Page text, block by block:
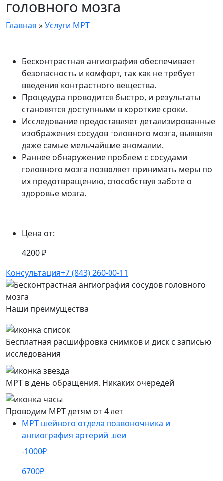
головного мозга
Главная »Услуги МРТ
Бесконтрастная ангиография обеспечивает
безопасность и комфорт, так как не требует
введения контрастного вещества.
Процедура проводится быстро, и результаты
становятся доступными в короткие сроки.
Исследование предоставляет детализированные
изображения сосудов головного мозга, выявляя
даже самые мельчайшие аномалии.
Раннее обнаружение проблем с сосудами
головного мозга позволяет принимать меры по
их предотвращению, способствуя заботе о
здоровье мозга.
Цена от:
4200 ₽
Консультация+7 (843) 260-00-11
Наши преимущества
Бесплатная расшифровка снимков и диск с записью
исследования
МРТ в день обращения. Никаких очередей
Проводим МРТ детям от 4 лет
МРТ шейного отдела позвоночника и
ангиография артерий шеи
-1000₽
6700₽